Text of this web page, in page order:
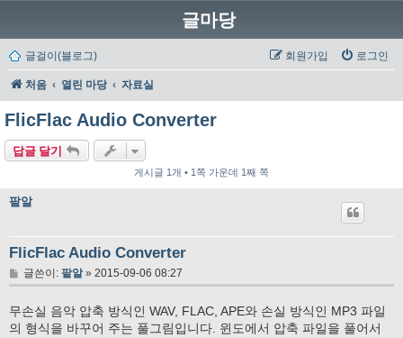
글마당
글걸이(블로그) 로그인
회원가입
처음 열린 마당 자료실
FlicFlac Audio Converter
답글 달기
게시글 1개 • 1쪽 가운데 1째 쪽
팥알
FlicFlac Audio Converter
글
글쓴이: 팥알» 2015-09-06 08:27
무손실 음악 압축 방식인 WAV, FLAC, APE와 손실 방식인 MP3 파일
의 형식을 바꾸어 주는 풀그림입니다. 윈도에서 압축 파일을 풀어서